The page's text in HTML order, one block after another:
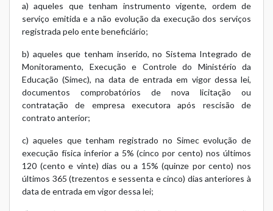
a) aqueles que tenham instrumento vigente, ordem de
serviço emitida e a não evolução da execução dos serviços
registrada pelo ente beneficiário;
b) aqueles que tenham inserido, no Sistema Integrado de
Monitoramento, Execução e Controle do Ministério da
Educação (Simec), na data de entrada em vigor dessa lei,
documentos comprobatórios de nova licitação ou
contratação de empresa executora após rescisão de
contrato anterior;
c) aqueles que tenham registrado no Simec evolução de
execução física inferior a 5% (cinco por cento) nos últimos
120 (cento e vinte) dias ou a 15% (quinze por cento) nos
últimos 365 (trezentos e sessenta e cinco) dias anteriores à
data de entrada em vigor dessa lei;